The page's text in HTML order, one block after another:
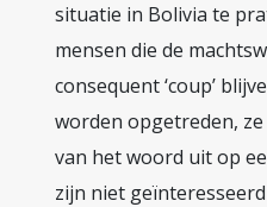
situatie in Bolivia te
mensen die de
consequent ‘coup’
worden opgetreden,
van het woord uit op
zijn niet